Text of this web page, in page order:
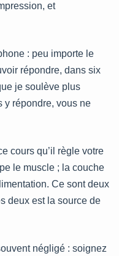
et
: peu importe le
répondre, dans six
je soulève plus
y répondre, vous ne
cours qu’il règle votre
le muscle ; la couche
Ce sont deux
deux est la source de
négligé : soignez